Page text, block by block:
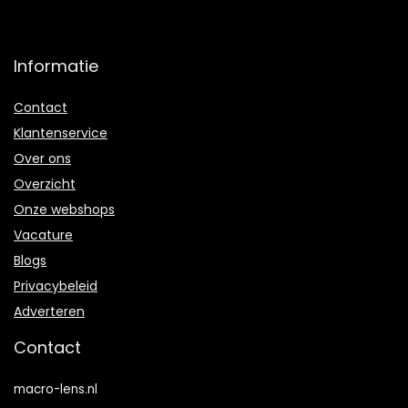
Informatie
Contact
Klantenservice
Over ons
Overzicht
Onze webshops
Vacature
Blogs
Privacybeleid
Adverteren
Contact
macro-lens.nl